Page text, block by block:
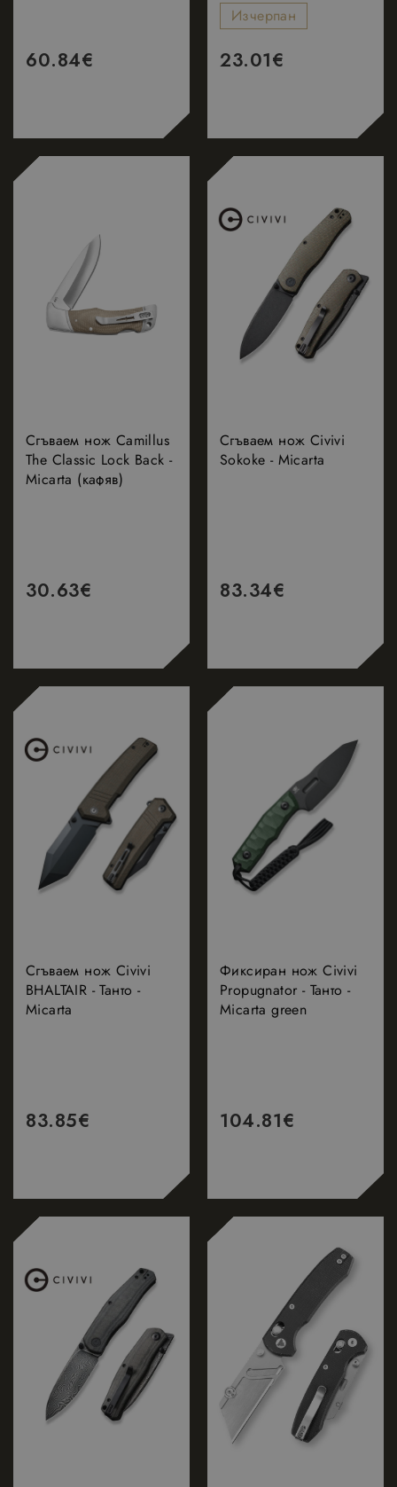
60.84€
Изчерпан
23.01€
Сгъваем нож Camillus
The Classic Lock Back -
Micarta (кафяв)
30.63€
Сгъваем нож Civivi
Sokoke - Micarta
83.34€
Сгъваем нож Civivi
BHALTAIR - Танто -
Micarta
83.85€
Фиксиран нож Civivi
Propugnator - Танто -
Micarta green
104.81€